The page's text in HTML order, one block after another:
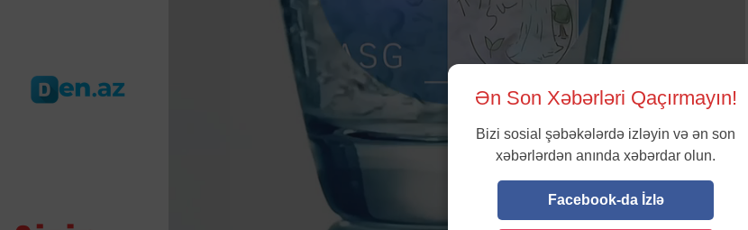
Ən Son Xəbərləri Qaçırmayın!
Bizi sosial şəbəkələrdə izləyin və ən son
xəbərlərdən anında xəbərdar olun.
Facebook-da İzlə